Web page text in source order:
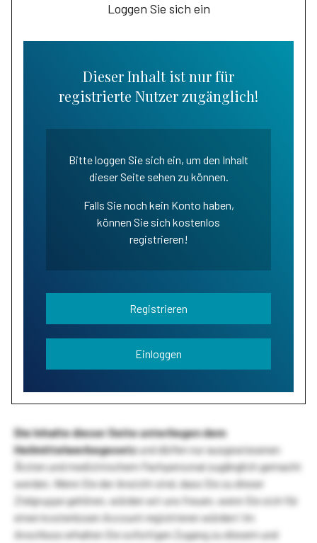
Loggen Sie sich ein
Dieser Inhalt ist nur für
registrierte Nutzer zugänglich!
Bitte loggen Sie sich ein, um den Inhalt
dieser Seite sehen zu können.
Falls Sie noch kein Konto haben,
können Sie sich kostenlos
registrieren!
Registrieren
Einloggen
Die Inhalte dieser Seite unterliegen dem
Heilmittelwerbegesetzund dürfen nur ausgewiesenen
Ärzten und medizinischem Fachpersonal zugänglich gemacht
werden. Wenn Sie der Ansicht sind, dass Sie zu dieser
Zielgruppe gehören, würden wir uns freuen, wenn Sie sich für
einen kostenlosen Account registrieren würden! Im
Anschluss erhalten Sie sofortigen Zugang zu diesem und